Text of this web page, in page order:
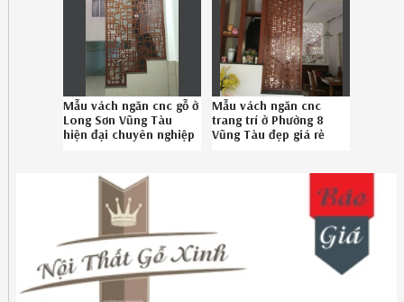
Mẫu vách ngăn cnc gỗ ở
Long Sơn Vũng Tàu
hiện đại chuyên nghiệp
Mẫu vách ngăn cnc
trang trí ở Phường 8
Vũng Tàu đẹp giá rẻ